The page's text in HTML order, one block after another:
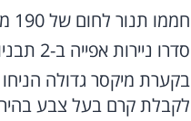
חממו תנור לחום של 190 מעלות.
סדרו ניירות אפייה ב-2 תבניות אפייה.
בקערת מיקסר גדולה
לקבלת קרם בעל צבע בהיר, כ-2